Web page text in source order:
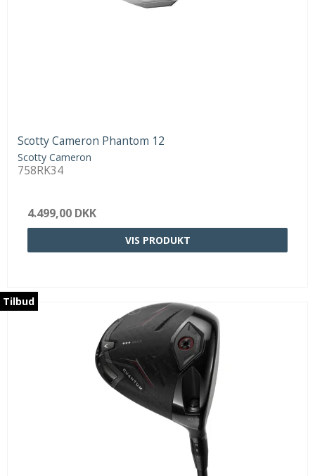
Scotty Cameron Phantom 12
Scotty Cameron
758RK34
4.499,00 DKK
VIS PRODUKT
Tilbud